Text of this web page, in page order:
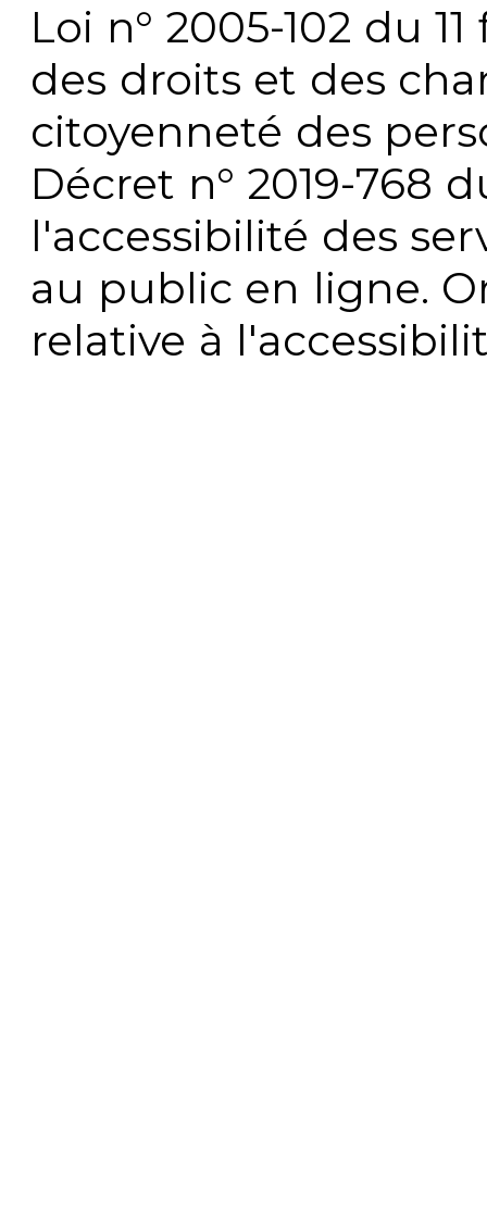
Loi n° 2005-102 du
des droits et des
citoyenneté des
Décret n° 2019-768
l'accessibilité des
au public en ligne.
relative à